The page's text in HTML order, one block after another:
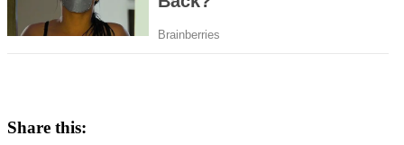
Share this: